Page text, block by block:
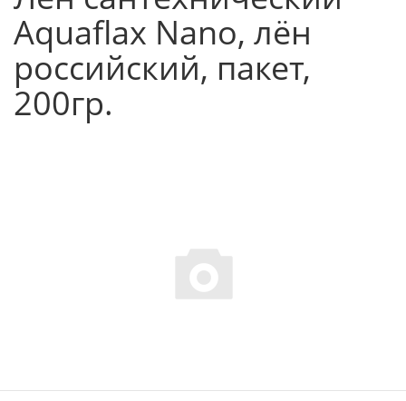
Aquaflax Nano, лён
российский, пакет,
200гр.